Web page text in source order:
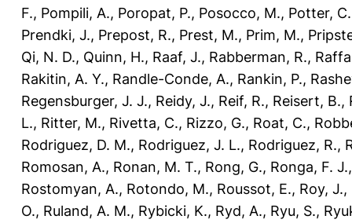
F., Pompili, A., Poropat, P., Posocco, M., Potter,
Prendki, J., Prepost, R., Prest, M., Prim, M.,
Qi, N. D., Quinn, H., Raaf, J., Rabberman, R.,
Rakitin, A. Y., Randle-Conde, A., Rankin, P.,
Regensburger, J. J., Reidy, J., Reif, R., Reisert, B.,
L., Ritter, M., Rivetta, C., Rizzo, G., Roat, C.,
Rodriguez, D. M., Rodriguez, J. L., Rodriguez, R.,
Romosan, A., Ronan, M. T., Rong, G., Ronga, F. J.
Rostomyan, A., Rotondo, M., Roussot, E., Roy, J.,
O., Ruland, A. M., Rybicki, K., Ryd, A., Ryu, S.,